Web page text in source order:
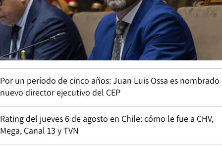
Por un período de cinco años: Juan Luis Ossa es nombrado
nuevo director ejecutivo del CEP
Rating del jueves 6 de agosto en Chile: cómo le fue a CHV,
Mega, Canal 13 y TVN